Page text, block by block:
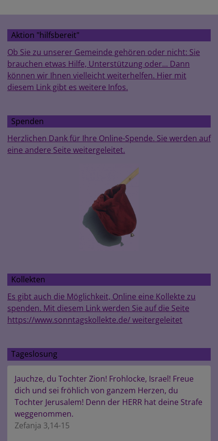
Aktion "hilfsbereit"
Ob Sie zu unserer Gemeinde gehören oder nicht: Sie
brauchen etwas Hilfe, Unterstützung oder... Dann
können wir Ihnen vielleicht weiterhelfen. Hier mit
diesem Link gibt es weitere Infos.
Spenden
Herzlichen Dank für Ihre Online-Spende. Sie werden auf
eine andere Seite weitergeleitet.
Kollekten
Es gibt auch die Möglichkeit, Online eine Kollekte zu
spenden. Mit diesem Link werden Sie auf die Seite
https://www.sonntagskollekte.de/ weitergeleitet
Tageslosung
Jauchze, du Tochter Zion! Frohlocke, Israel! Freue
dich und sei fröhlich von ganzem Herzen, du
Tochter Jerusalem! Denn der HERR hat deine Strafe
weggenommen.
Zefanja 3,14-15